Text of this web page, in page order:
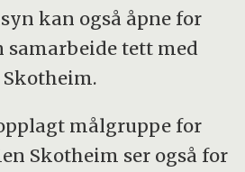
kan også åpne for
samarbeide tett med
Skotheim.
målgruppe for
Skotheim ser også for